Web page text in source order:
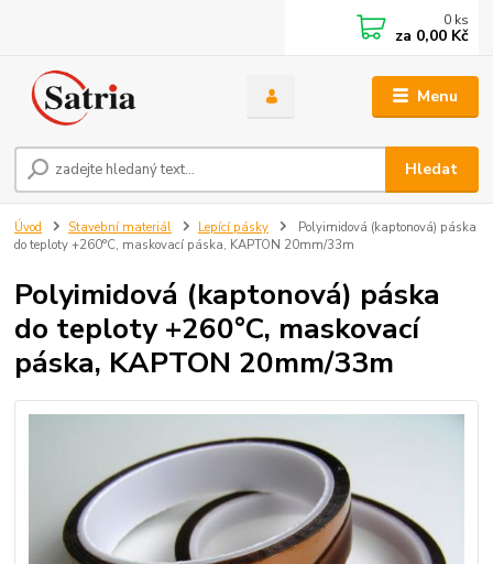
Menu
Hledat
0 ks
za 0,00 Kč
Úvod Stavební materiál Lepící pásky
Polyimidová (kaptonová) páska
do teploty +260°C, maskovací páska, KAPTON 20mm/33m
Polyimidová (kaptonová) páska
do teploty +260°C, maskovací
páska, KAPTON 20mm/33m